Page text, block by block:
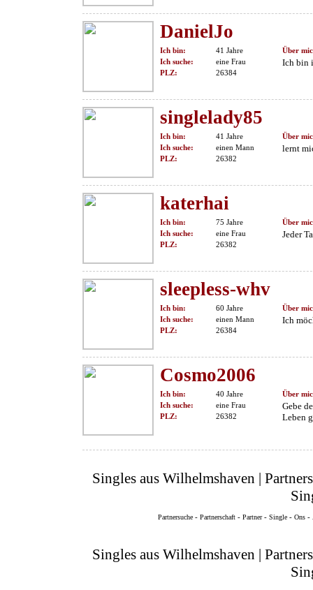
DanielJo
Ich bin:
41 Jahre
Ich suche:
eine Frau
PLZ:
26384
Über
Ich bin
singlelady85
Ich bin:
41 Jahre
Ich suche:
einen Mann
PLZ:
26382
Über
lernt
katerhai
Ich bin:
75 Jahre
Ich suche:
eine Frau
PLZ:
26382
Über
Jeder
sleepless-whv
Ich bin:
60 Jahre
Ich suche:
einen Mann
PLZ:
26384
Über
Ich
Cosmo2006
Ich bin:
40 Jahre
Ich suche:
eine Frau
PLZ:
26382
Über
Gebe
Leben
Singles aus Wilhelmshaven |
Partnersuche - Partnerschaft - Partner- Single - Ons -
Singles aus Wilhelmshaven |